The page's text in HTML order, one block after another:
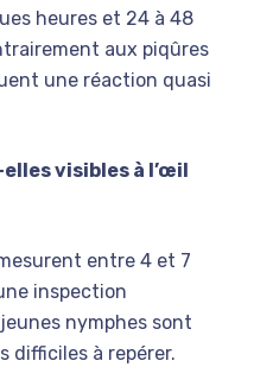
heures et 24 à 48
aux piqûres
une réaction quasi
visibles à l’œil
entre 4 et 7
inspection
nymphes sont
difficiles à repérer.